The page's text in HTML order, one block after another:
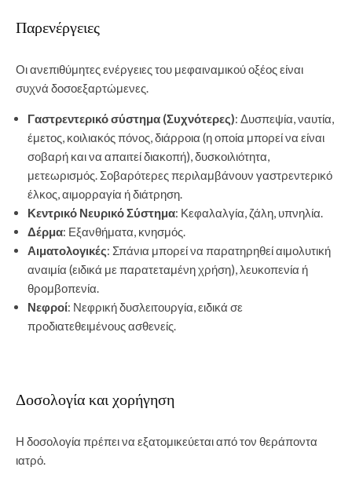
Παρενέργειες
Οι ανεπιθύμητες ενέργειες του μεφαιναμικού οξέος είναι
συχνά δοσοεξαρτώμενες.
Γαστρεντερικό σύστημα (Συχνότερες): Δυσπεψία, ναυτία,
έμετος, κοιλιακός πόνος, διάρροια (η οποία μπορεί να είναι
σοβαρή και να απαιτεί διακοπή), δυσκοιλιότητα,
μετεωρισμός. Σοβαρότερες περιλαμβάνουν γαστρεντερικό
έλκος, αιμορραγία ή διάτρηση.
Κεντρικό Νευρικό Σύστημα: Κεφαλαλγία, ζάλη, υπνηλία.
Δέρμα: Εξανθήματα, κνησμός.
Αιματολογικές: Σπάνια μπορεί να παρατηρηθεί αιμολυτική
αναιμία (ειδικά με παρατεταμένη χρήση), λευκοπενία ή
θρομβοπενία.
Νεφροί: Νεφρική δυσλειτουργία, ειδικά σε
προδιατεθειμένους ασθενείς.
Δοσολογία και χορήγηση
Η δοσολογία πρέπει να εξατομικεύεται από τον θεράποντα
ιατρό.